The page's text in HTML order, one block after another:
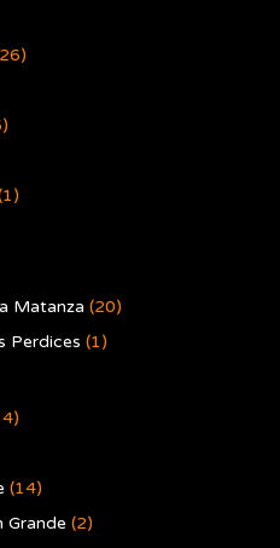
Matanza (20)
Perdices (1)
(14)
Grande (2)